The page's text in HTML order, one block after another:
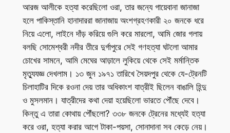
আরজ আলীকে হত্যা করেছিলো ওরা, তার জন্যে গায়েবানা জানাজা
হলে পাকিস্তানি হানাদাররা জানাজায় অংশগ্রহণকারী ২০ জনকে ধরে
নিয়ে এলো, লাইনে দাঁড় করিয়ে গুলি করে মারলো, আমি জোর গলায়
বলছি সোমেশ্বরী নদীর তীরে দুর্গাপুরে সেই গণহত্যা ঘটলো আমার
চোখের সামনে, আমি মেঘের আড়ালে লুকিয়ে থেকে সেই মর্মান্তিক
মৃত্যুযজ্ঞ দেখলাম। ১৩ জুন ১৯৭১ তারিখে সৈয়দপুর থেকে যে-ট্রেনটি
চিলাহাটির দিকে রওনা দেয় তার অধিকাংশ যাত্রীই ছিলেন বাঙালি হিন্দু
ও মুসলমান। যাত্রীদের কথা দেয়া হয়েছিলো ভারতে পৌঁছে দেবে।
কিন্তু এ তারা কোথায় পৌঁছলো? ৩৩৮ জনকে ট্রেনের মধ্যেই হত্যা
করে ওরা, হত্যা করার আগে টাকা-পয়সা, সোনাদানা সব কেড়ে নেয়।